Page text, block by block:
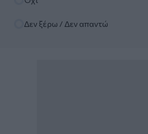
Δεν ξέρω / Δεν απαντώ